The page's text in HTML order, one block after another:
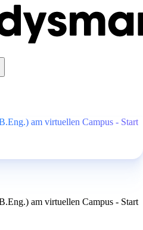
am virtuellen Campus - Start
am virtuellen Campus - Start